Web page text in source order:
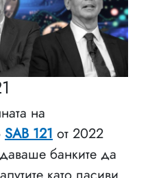
на
SAB 121 от 2022
банките да